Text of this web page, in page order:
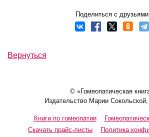
Поделиться с друзьями
Вернуться
© «Гомеопатическая
Издательство Марии
Книги по гомеопатии
Скачать прайс-листы
Политика